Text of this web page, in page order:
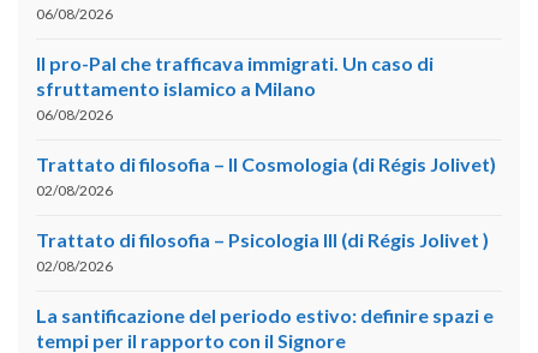
06/08/2026
Il pro-Pal che trafficava immigrati. Un caso di
sfruttamento islamico a Milano
06/08/2026
Trattato di filosofia – II Cosmologia (di Régis Jolivet)
02/08/2026
Trattato di filosofia – Psicologia III (di Régis Jolivet )
02/08/2026
La santificazione del periodo estivo: definire spazi e
tempi per il rapporto con il Signore